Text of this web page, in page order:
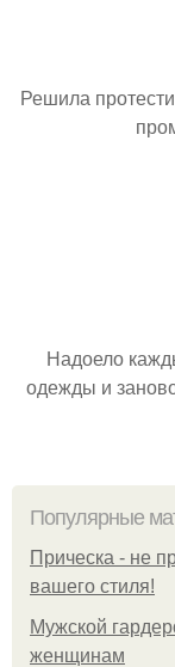
Решила
Надоело
одежды и
Популярные
Прическа - не
вашего стиля!
Мужской
женщинам